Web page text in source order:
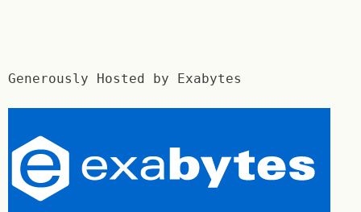
Generously Hosted by Exabytes